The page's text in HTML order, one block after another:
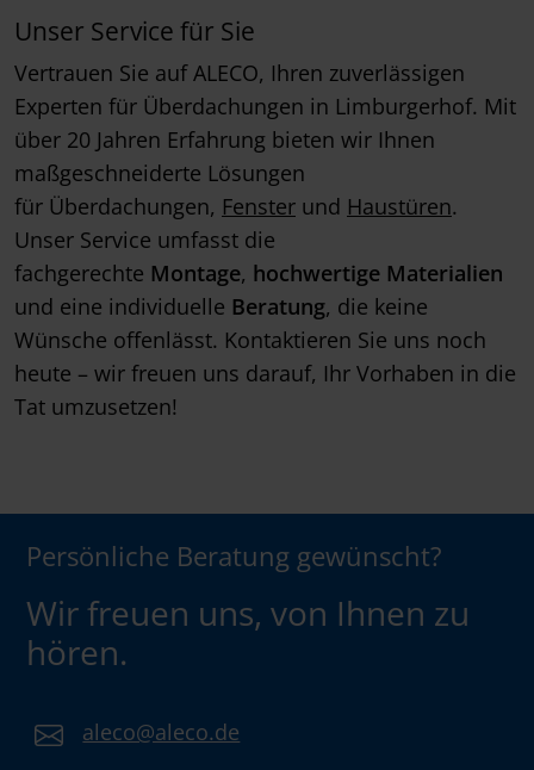
Unser Service für Sie
Vertrauen Sie auf ALECO, Ihren zuverlässigen
Experten für Überdachungen in Limburgerhof. Mit
über 20 Jahren Erfahrung bieten wir Ihnen
maßgeschneiderte Lösungen
für Überdachungen, Fenster und Haustüren.
Unser Service umfasst die
fachgerechte Montage, hochwertige Materialien
und eine individuelle Beratung, die keine
Wünsche offenlässt. Kontaktieren Sie uns noch
heute – wir freuen uns darauf, Ihr Vorhaben in die
Tat umzusetzen!
Persönliche Beratung gewünscht?
Wir freuen uns, von Ihnen zu
hören.
aleco@aleco.de